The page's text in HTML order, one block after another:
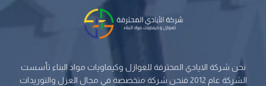
نحن شركة الايادي المحترفة للعوازل وكيماويات مواد البناء تأسست
الشركة عام 2012 فنحن شركة متخصصة في مجال العزل والتوريدات